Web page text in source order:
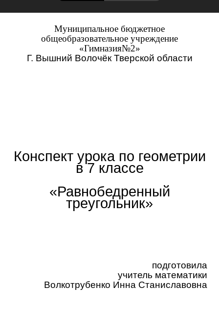
Муниципальное бюджетное
общеобразовательное учреждение
«Гимназия№2»
Г. Вышний Волочёк Тверской области
Конспект урока по геометрии
в 7 классе
«Равнобедренный
треугольник»
подготовила
учитель математики
Волкотрубенко Инна Станиславовна